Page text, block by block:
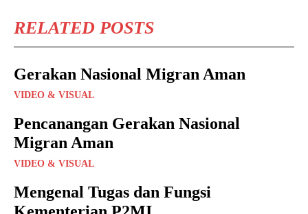
RELATED POSTS
Gerakan Nasional Migran Aman
VIDEO & VISUAL
Pencanangan Gerakan Nasional
Migran Aman
VIDEO & VISUAL
Mengenal Tugas dan Fungsi